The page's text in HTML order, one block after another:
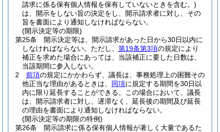
請求に係る保有個人情報を保有していないときを含む。)
は、開示をしない旨の決定をし、開示請求者に対し、その
旨を書面により通知しなければならない。
(開示決定等の期限)
第25条
開示決定等は、開示請求があった日から30日以内に
しなければならない。 ただし、 第19条第3項の規定により
補正を求めた場合にあっては、当該補正に要した日数は、
当該期間に参入しない。
2
前項の規定にかかわらず、議長は、事務処理上の困難その
他正当な理由があるときは、 同項に規定する期間を30日以
内に限り延長することができる。
この場合において、議長
は、開示請求者に対し、遅滞なく、延長後の期間及び延長
の理由を書面により通知しなければならない。
(開示決定等の期限の特例)
第26条
開示請求に係る保有個人情報が著しく大量であるた